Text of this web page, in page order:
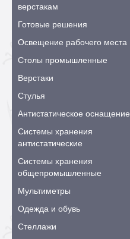
верстакам
Готовые решения
Освещение рабочего места
Столы промышленные
Верстаки
Стулья
Антистатическое оснащение
Системы хранения
антистатические
Системы хранения
общепромышленные
Мультиметры
Одежда и обувь
Стеллажи